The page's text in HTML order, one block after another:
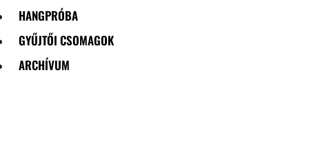
HANGPRÓBA
GYŰJTŐI CSOMAGOK
ARCHÍVUM